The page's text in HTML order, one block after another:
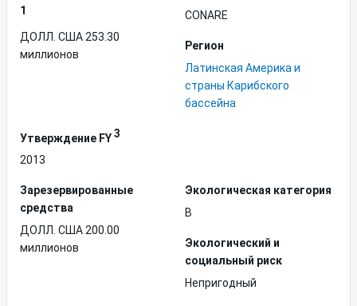
1
ДОЛЛ. США 253.30
миллионов
CONARE
Регион
Латинская Америка и
страны Карибского
бассейна
Утверждение FY3
2013
Зарезервированные
средства
ДОЛЛ. США 200.00
миллионов
Экологическая категория
B
Экологический и
социальный риск
Непригодный